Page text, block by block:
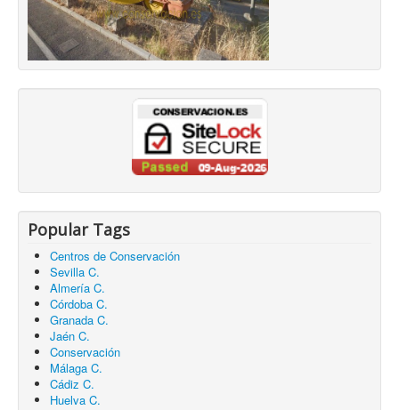
Popular Tags
Centros de Conservación
Sevilla C.
Almería C.
Córdoba C.
Granada C.
Jaén C.
Conservación
Málaga C.
Cádiz C.
Huelva C.